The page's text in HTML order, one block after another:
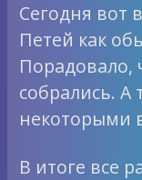
Сегодня вот
Петей как
Порадовало,
собрались. А
некоторыми
В итоге все